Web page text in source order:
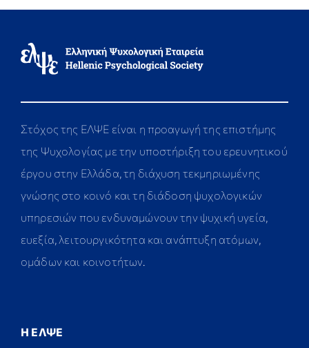
Στόχος της ΕΛΨΕ είναι η προαγωγή της επιστήμης
της Ψυχολογίας με την υποστήριξη του ερευνητικού
έργου στην Ελλάδα, τη διάχυση τεκμηριωμένης
γνώσης στο κοινό και τη διάδοση ψυχολογικών
υπηρεσιών που ενδυναμώνουν την ψυχική υγεία,
ευεξία, λειτουργικότητα και ανάπτυξη ατόμων,
ομάδων και κοινοτήτων.
Η ΕΛΨΕ